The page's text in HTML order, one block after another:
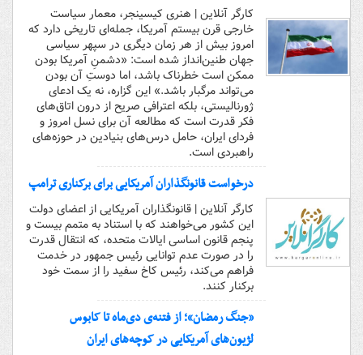
کارگر آنلاین | هنری کیسینجر، معمار سیاست
خارجی قرن بیستم آمریکا، جمله‌ای تاریخی دارد که
امروز بیش از هر زمان دیگری در سپهر سیاسی
جهان طنین‌انداز شده است: «دشمنِ آمریکا بودن
ممکن است خطرناک باشد، اما دوستِ آن بودن
می‌تواند مرگبار باشد.» این گزاره، نه یک ادعای
ژورنالیستی، بلکه اعترافی صریح از درون اتاق‌های
فکر قدرت است که مطالعه آن برای نسل امروز و
فردای ایران، حامل درس‌های بنیادین در حوزه‌های
راهبردی است.
درخواست قانونگذاران آمریکایی برای برکناری ترامپ
کارگر آنلاین | قانونگذاران آمریکایی از اعضای دولت
این کشور می‌خواهند که با استناد به متمم بیست و
پنجم قانون اساسی ایالات متحده، که انتقال قدرت
را در صورت عدم توانایی رئیس جمهور در خدمت
فراهم می‌کند، رئیس کاخ سفید را از سمت خود
برکنار کنند.
«جنگ رمضان»؛ از فتنه‌ی دی‌ماه تا کابوس
لژیون‌های آمریکایی در کوچه‌های ایران